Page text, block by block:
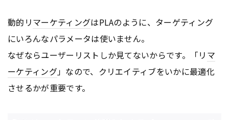
動的リマーケティングはPLAのように、ターゲティング
にいろんなパラメータは使いません。
なぜならユーザーリストしか見てないからです。「リ マ
ーケティング」なので、クリエイティブをいかに最適化
させるかが重要です。